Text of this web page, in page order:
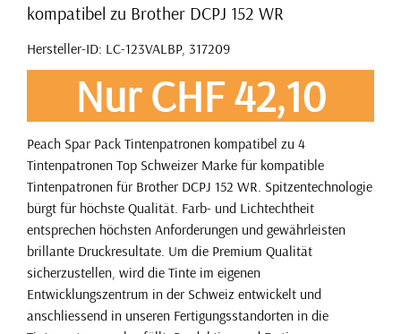
kompatibel zu Brother DCPJ 152 WR
Hersteller-ID: LC-123VALBP, 317209
Nur CHF 42,10
Peach Spar Pack Tintenpatronen kompatibel zu 4
Tintenpatronen Top Schweizer Marke für kompatible
Tintenpatronen für Brother DCPJ 152 WR. Spitzentechnologie
bürgt für höchste Qualität. Farb- und Lichtechtheit
entsprechen höchsten Anforderungen und gewährleisten
brillante Druckresultate. Um die Premium Qualität
sicherzustellen, wird die Tinte im eigenen
Entwicklungszentrum in der Schweiz entwickelt und
anschliessend in unseren Fertigungsstandorten in die